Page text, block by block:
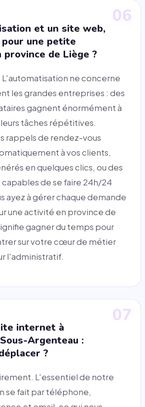
06
et un site web,
une petite
de Liège ?
ne concerne
les grandes entreprises : des
gagnent énormément à
tâches répétitives.
rappels de rendez-vous
à vos clients,
en quelques clics, ou des
de se faire 24h/24
ayez à gérer chaque demande
une activité en province de
gagner du temps pour
sur votre cœur de métier
l'administratif.
07
internet à
Argenteau :
?
L'essentiel de notre
se fait par téléphone,